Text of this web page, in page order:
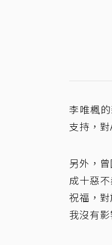
李唯楓
支持，
另外，
成十惡
祝福，
我沒有